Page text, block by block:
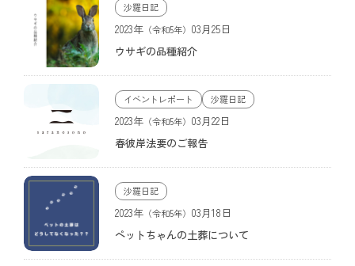
沙羅日記
2023年 （令和5年） 03月25日
ウサギの品種紹介
画像なし イベントレポート 沙羅日記
2023年 （令和5年） 03月22日
春彼岸法要のご報告
沙羅日記
2023年 （令和5年） 03月18日
ペットちゃんの土葬について